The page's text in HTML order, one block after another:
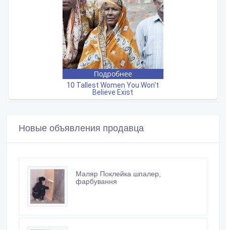
Новые объявления продавца
Маляр Поклейка шпалер,
фарбування